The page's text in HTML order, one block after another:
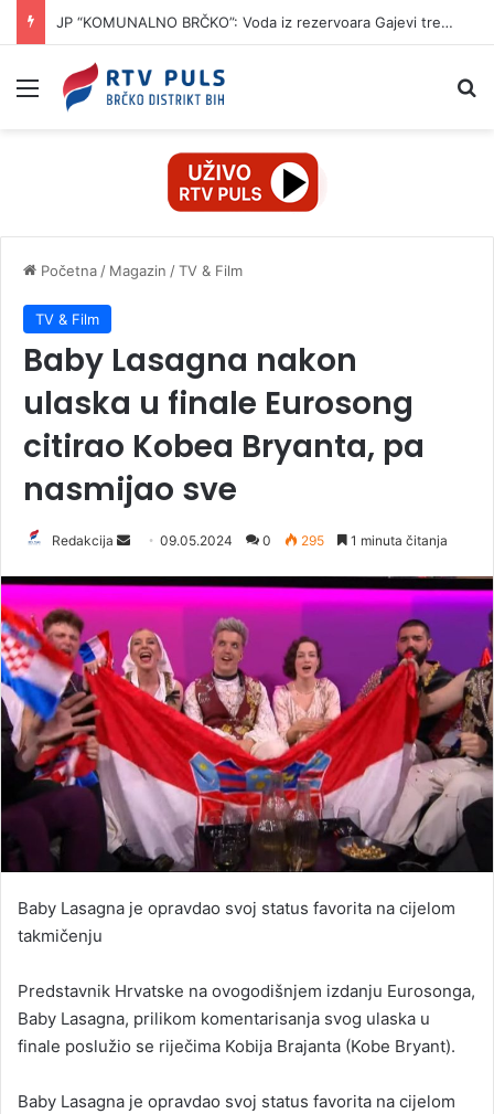
JP “KOMUNALNO BRČKO”: Voda iz rezervoara Gajevi trenutno nije za piće
Izbornik
Početna / Magazin /TV & Film
TV & Film
Baby Lasagna nakon
ulaska u finale Eurosong
citirao Kobea Bryanta, pa
nasmijao sve
Redakcija
n
d
a
n
e
m
a
l
09.05.2024 0 295 1 minuta čitanja
Baby Lasagna je opravdao svoj status favorita na cijelom
takmičenju
Predstavnik Hrvatske na ovogodišnjem izdanju Eurosonga,
Baby Lasagna, prilikom komentarisanja svog ulaska u
finale poslužio se riječima Kobija Brajanta (Kobe Bryant).
Baby Lasagna je opravdao svoj status favorita na cijelom